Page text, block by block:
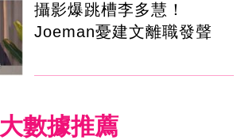
攝影爆跳槽李多慧！
Joeman憂建文離職發聲
大數據推薦